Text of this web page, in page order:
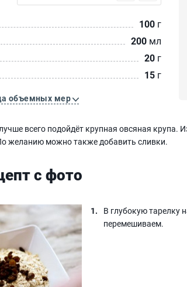
100 г
200 мл
20 г
15 г
объемных мер
всего подойдёт крупная овсяная крупа.
желанию можно также добавить сливки.
с фото
В глубокую тарелку
перемешиваем.